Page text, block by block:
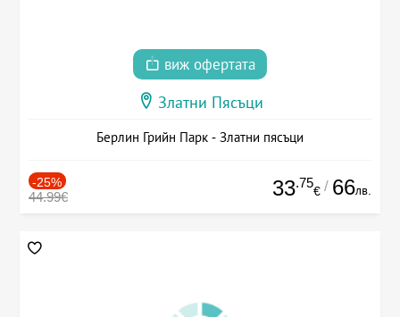
виж офертата
Златни Пясъци
Берлин Грийн Парк - Златни пясъци
-25%
44.99€ 33.75
€ / 66лв.